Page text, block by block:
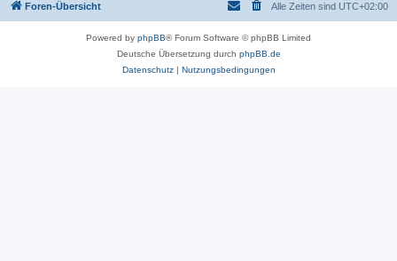
Foren-Übersicht Alle Zeiten sind UTC+02:00
Powered by phpBB® Forum Software © phpBB Limited
Deutsche Übersetzung durch phpBB.de
Datenschutz| Nutzungsbedingungen